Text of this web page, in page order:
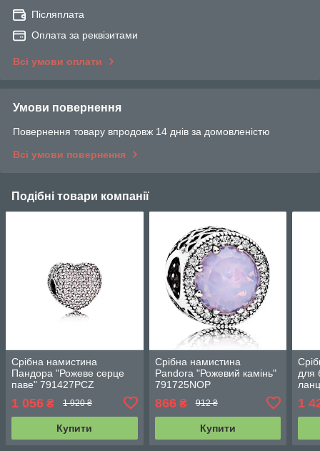
Післяплата
Оплата за реквізитами
Всі умови оплати
Умови повернення
Повернення товару впродовж 14 днів за домовленістю
Всі умови повернення
Подібні товари компанії
Срібна намистина
Пандора "Рожеве серце
паве" 791427PCZ
1 056 ₴ 1 920 ₴
Купити
Срібна намистина
Pandora "Рожевий камінь"
791725NOP
866₴ 912 ₴
Купити
для
1